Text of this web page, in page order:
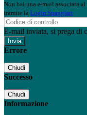
Non hai una e-mail associata
tramite la Login Spaggiari
E-mail inviata, si prega di
Errore
Chiudi
Successo
Chiudi
Informazione